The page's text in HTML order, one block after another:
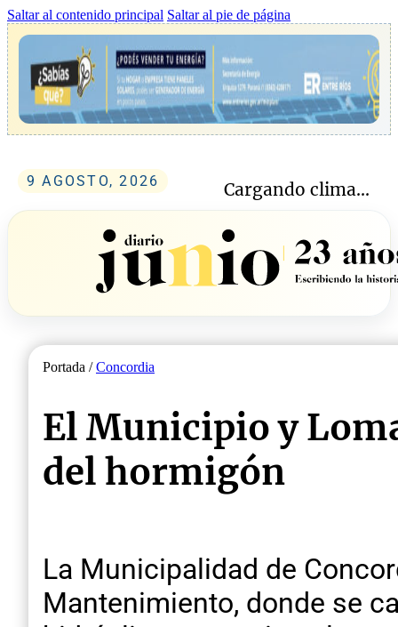
Saltar al contenido principal Saltar al pie de página
9 AGOSTO, 2026 Cargando clima...
Portada /Concordia
El Municipio y
del hormigón
La Municipalidad de
Mantenimiento, donde se